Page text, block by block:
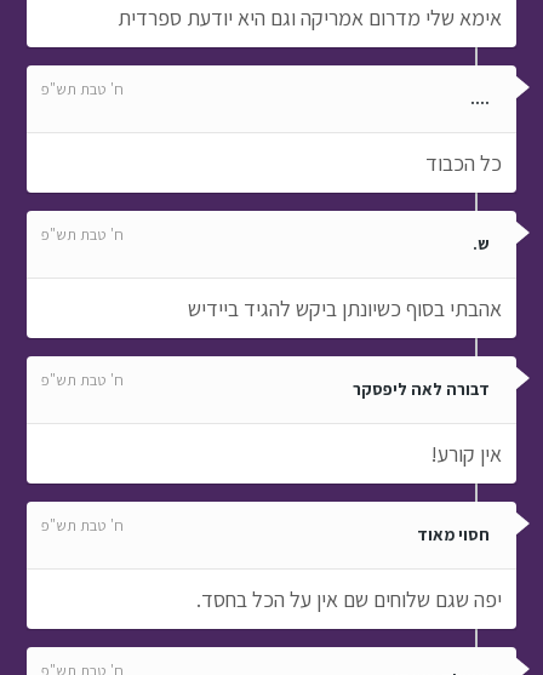
אימא שלי מדרום אמריקה וגם היא יודעת ספרדית
.... ח' טבת תש"פ
כל הכבוד
ש. ח' טבת תש"פ
אהבתי בסוף כשיונתן ביקש להגיד ביידיש
דבורה לאה ליפסקר ח' טבת תש"פ
אין קורע!
חסוי מאוד ח' טבת תש"פ
יפה שגם שלוחים שם אין על הכל בחסד.